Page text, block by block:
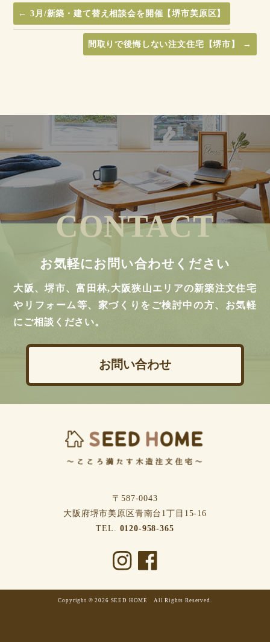
← 3月/新築・建て替え相談会を開催【堺市美原区】
間取りで後悔しない注文住宅【堺市】 →
CONTACT
お気軽にお問い合わせください
大阪、堺市、富田林,大阪狭山エリアの新築注文住宅
やリフォーム等、家づくりをご検討中の方、お気軽
にご相談ください。
お問い合わせ
〒587-0043
⼤阪府堺市美原区⻘南台1丁⽬15-16
TEL. 0120-958-365
Copyright © 2026 SEED HOME All Rights Reserved.